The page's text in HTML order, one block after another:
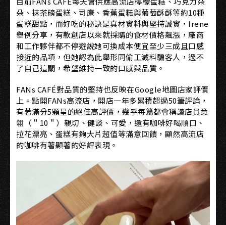
朵、抹茶磅蛋糕、司康、香蕉蛋糕與葡萄酥酥等約10種
蛋糕甜點，而好吃的秘訣是真材實料與堅持誠實，Irene
舉例分享，有款創店以來就採購的食材價格飆漲，廠商
和工作夥伴都不停遊說她可換成本便宜至少三成且口感
接近的品項，但她認為此舉形同偷工減料騙客人，過不
了自己這關，希望維持一致的口感與品質。
FANs CAFÉ對品質的堅持也反映在Google地圖店家評價
上。點開FANs高流店，開店一年多累積超過50筆評論，
有著滿分5顆星的絕佳高評價，幾乎每篇都會稱讚店員意
翎（＂10＂）親切、健談、可愛，還有咖啡好喝順口、
拉花漂亮、蛋糕有夠大片超值等滿意回饋，顯然高流店
的咖啡有著顯著的好評表現。